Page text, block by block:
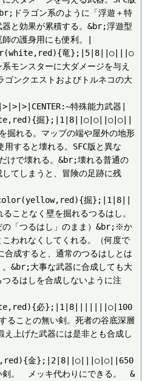
ドラゴン系のように「浮遊＋特
器と効果が累積する。&br;浮遊型
の護身用にも便利。|
竜};|5|8||○|||○
モンスターに大ダメージを与え
ンクエストおよびトルネコの大
特殊能力武器|
掘};|1|8||○|○||○|○||
掘れる。マップの端や屋外の地形
すると壊れる。SFC版と異な
けで壊れる。&br;壊れる普通の
てしまうと、冒険の足跡に残
掘};|1|8||
となく壁を掘れるつるはし。
の「つるはし」のまま）&br;※か
われなくしてくれる。（何度で
成すると、通常のつるはしとは
。&br;大事な武器に合成しても大
るはしを合成しないように注
必};|1|8|||||||○|100
ることの無い剣。死者の谷底深層
上げた武器には是非とも合成し
金};|2|8||○|||○|○||650
。　メッキ代わりにできる。　&